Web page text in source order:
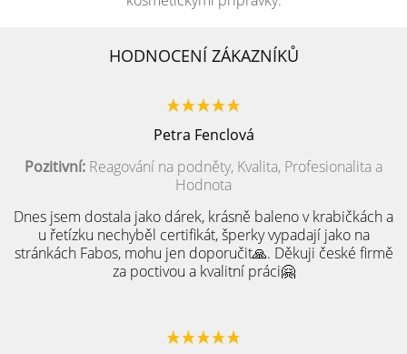
HODNOCENÍ ZÁKAZNÍKŮ
Petra Fenclová
Pozitivní: Reagování na podněty, Kvalita, Profesionalita a
Hodnota
Dnes jsem dostala jako dárek, krásně baleno v krabičkách a
u řetízku nechyběl certifikát, šperky vypadají jako na
stránkách Fabos, mohu jen doporučit🙏. Děkuji české firmě
za poctivou a kvalitní práci🤗